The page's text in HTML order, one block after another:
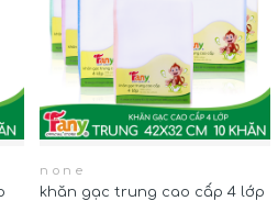
none
khăn gạc trung cao cấp 4 lớp